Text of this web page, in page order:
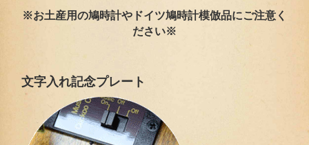
※お土産用の鳩時計やドイツ鳩時計模倣品にご注意く
ださい※
文字入れ記念プレート